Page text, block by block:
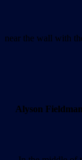
near the wall with
Alyson Fieldman